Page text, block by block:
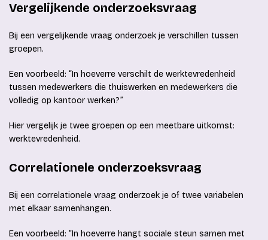
Vergelijkende onderzoeksvraag
Bij een vergelijkende vraag onderzoek je verschillen tussen
groepen.
Een voorbeeld: “In hoeverre verschilt de werktevredenheid
tussen medewerkers die thuiswerken en medewerkers die
volledig op kantoor werken?”
Hier vergelijk je twee groepen op een meetbare uitkomst:
werktevredenheid.
Correlationele onderzoeksvraag
Bij een correlationele vraag onderzoek je of twee variabelen
met elkaar samenhangen.
Een voorbeeld: “In hoeverre hangt sociale steun samen met